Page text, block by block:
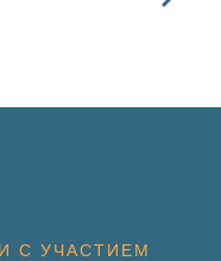
С УЧАСТИЕМ